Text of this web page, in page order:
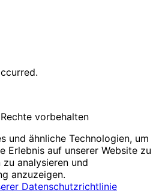
vorbehalten
und ähnliche Technologien, um
Erlebnis auf unserer Website zu
analysieren und
anzuzeigen.
Datenschutzrichtlinie